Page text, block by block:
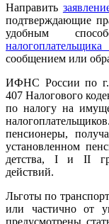
Направить
подтверждающие
удобным
сообщением или
ИФНС России по г.
407 Налогового
по налогу на
пенсионеры,
установленном
детства, I и II
действий.
Льготы по
или частично от
предусмотрены